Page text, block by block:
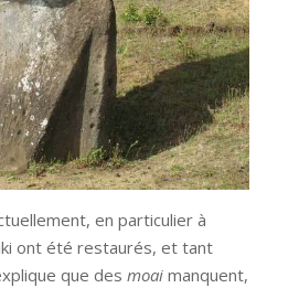
en particulier à
ont été restaurés, et tant
que des moaimanquent,